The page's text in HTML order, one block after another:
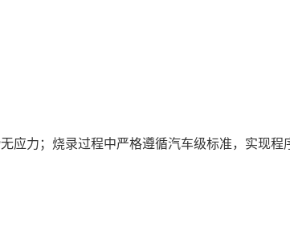
应力；烧录过程中严格遵循汽车级标准，实现程